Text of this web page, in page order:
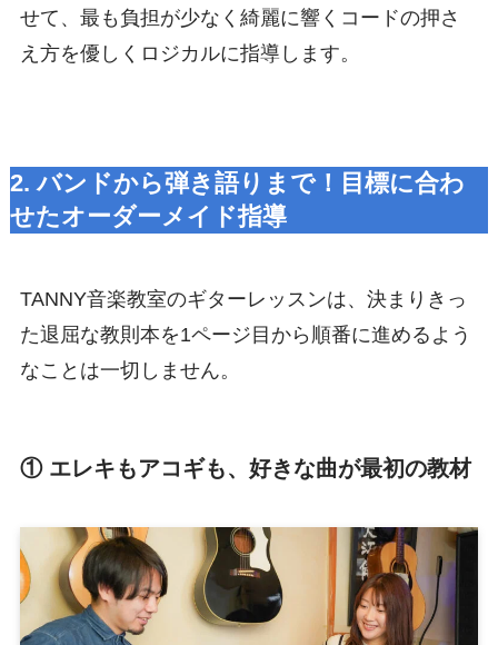
せて、最も負担が少なく綺麗に響くコードの押さ
え方を優しくロジカルに指導します。
2. バンドから弾き語りまで！目標に合わ
せたオーダーメイド指導
TANNY音楽教室のギターレッスンは、決まりきっ
た退屈な教則本を1ページ目から順番に進めるよう
なことは一切しません。
① エレキもアコギも、好きな曲が最初の教材